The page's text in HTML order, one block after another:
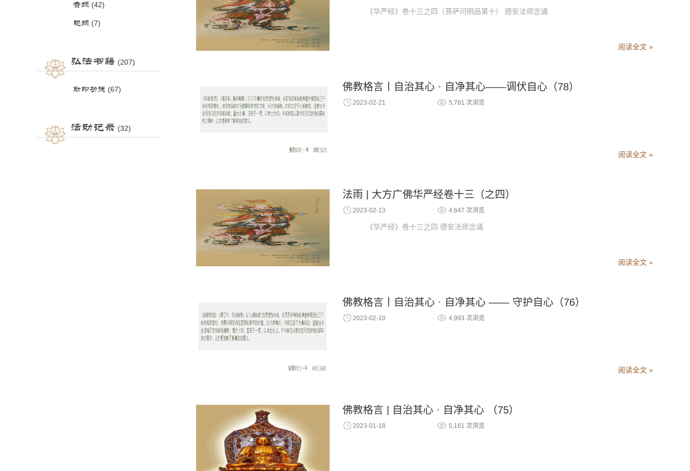
音频 (42)
视频 (7)
弘法书籍 (207)
助印功德 (67)
活动记录 (32)
《华严经》卷十三之四（菩萨问明品第十） 德安法师念诵
阅读全文 »
佛教格言丨自治其心 · 自净其心——调伏自心（78）
2023-02-21 5,781 次浏览
阅读全文 »
法雨 | 大方广佛华严经卷十三（之四）
2023-02-13 4,647 次浏览
《华严经》卷十三之四 德安法师念诵
阅读全文 »
佛教格言丨自治其心 · 自净其心 —— 守护自心（76）
2023-02-10 4,993 次浏览
阅读全文 »
佛教格言 | 自治其心 · 自净其心 （75）
2023-01-18 5,161 次浏览